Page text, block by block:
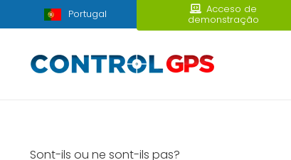
Portugal Acceso de
demonstração
Sont-ils ou ne sont-ils pas?